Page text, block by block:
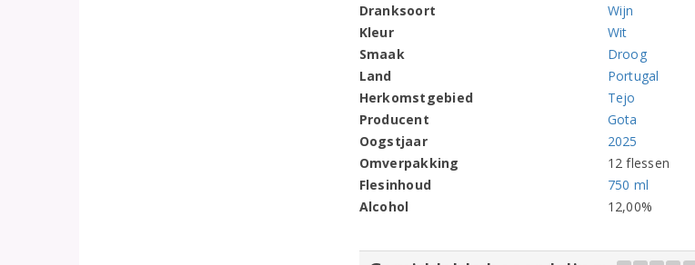
Dranksoort
Wijn
Kleur
Wit
Smaak
Droog
Land
Portugal
Herkomstgebied
Tejo
Producent
Gota
Oogstjaar
2025
Omverpakking
12 flessen
Flesinhoud
750 ml
Alcohol
12,00%